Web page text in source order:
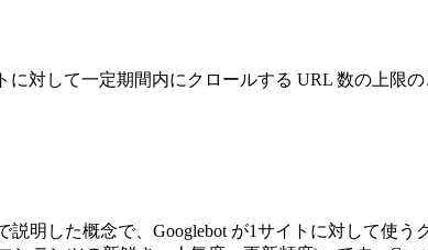
に対して一定期間内にクロールする URL 数の上
明した概念で、Googlebot が1サイトに対して使